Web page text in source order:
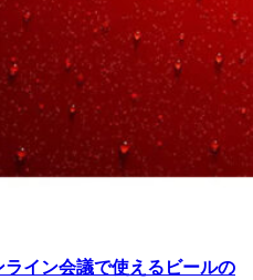
イン会議で使えるビールの